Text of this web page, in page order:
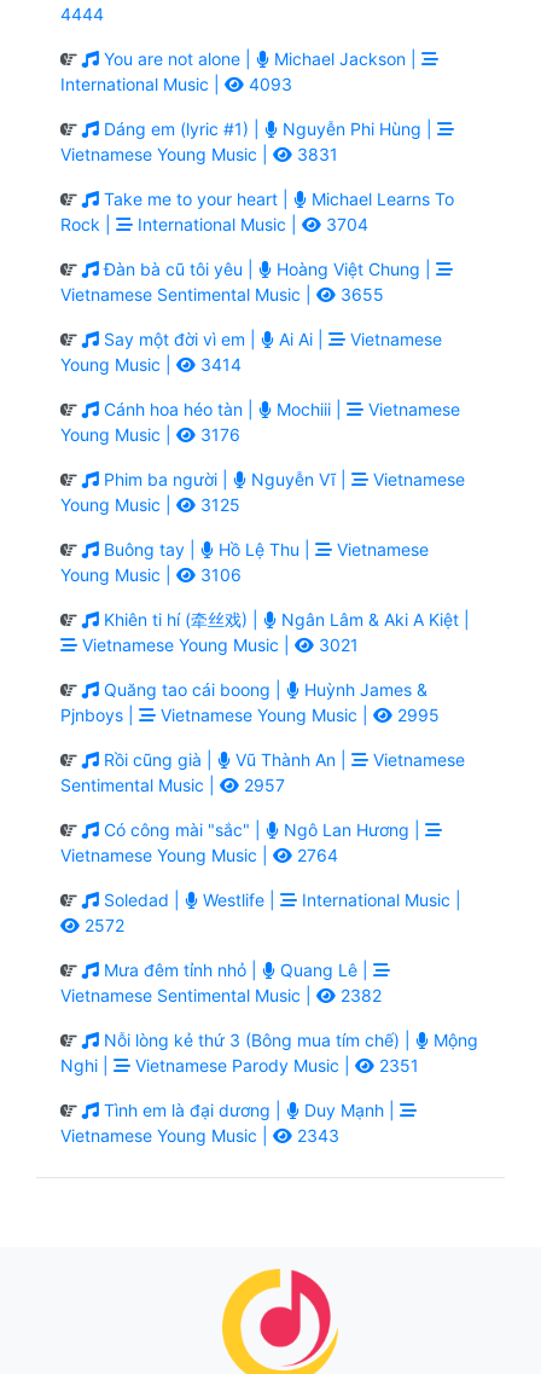
4444
You are not alone |
Michael Jackson |
International Music |
4093
Dáng em (lyric #1) |
Nguyễn Phi Hùng |
Vietnamese Young Music |
3831
Take me to your heart |
Michael Learns To
Rock |
International Music | 3704
Đàn bà cũ tôi yêu |
Hoàng Việt Chung |
Vietnamese Sentimental Music |
3655
Say một đời vì em | Ai Ai |
Vietnamese
Young Music |
3414
Cánh hoa héo tàn | Mochiii |
Vietnamese
Young Music |
3176
Phim ba người | Nguyễn Vĩ |
Vietnamese
Young Music |
3125
Buông tay | Hồ Lệ Thu |
Vietnamese
Young Music |
3106
Khiên ti hí (牵丝戏) |
Ngân Lâm & Aki A Kiệt |
Vietnamese Young Music |
3021
Quăng tao cái boong |
Huỳnh James &
Pjnboys |
Vietnamese Young Music | 2995
Rồi cũng già | Vũ Thành An |
Vietnamese
Sentimental Music |
2957
Có công mài "sắc" |
Ngô Lan Hương |
Vietnamese Young Music |
2764
Soledad | Westlife |
International Music |
2572
Mưa đêm tỉnh nhỏ |
Quang Lê |
Vietnamese Sentimental Music |
2382
Nỗi lòng kẻ thứ 3 (Bông mua tím chế) |
Mộng
Nghi |
Vietnamese Parody Music | 2351
Tình em là đại dương |
Duy Mạnh |
Vietnamese Young Music |
2343